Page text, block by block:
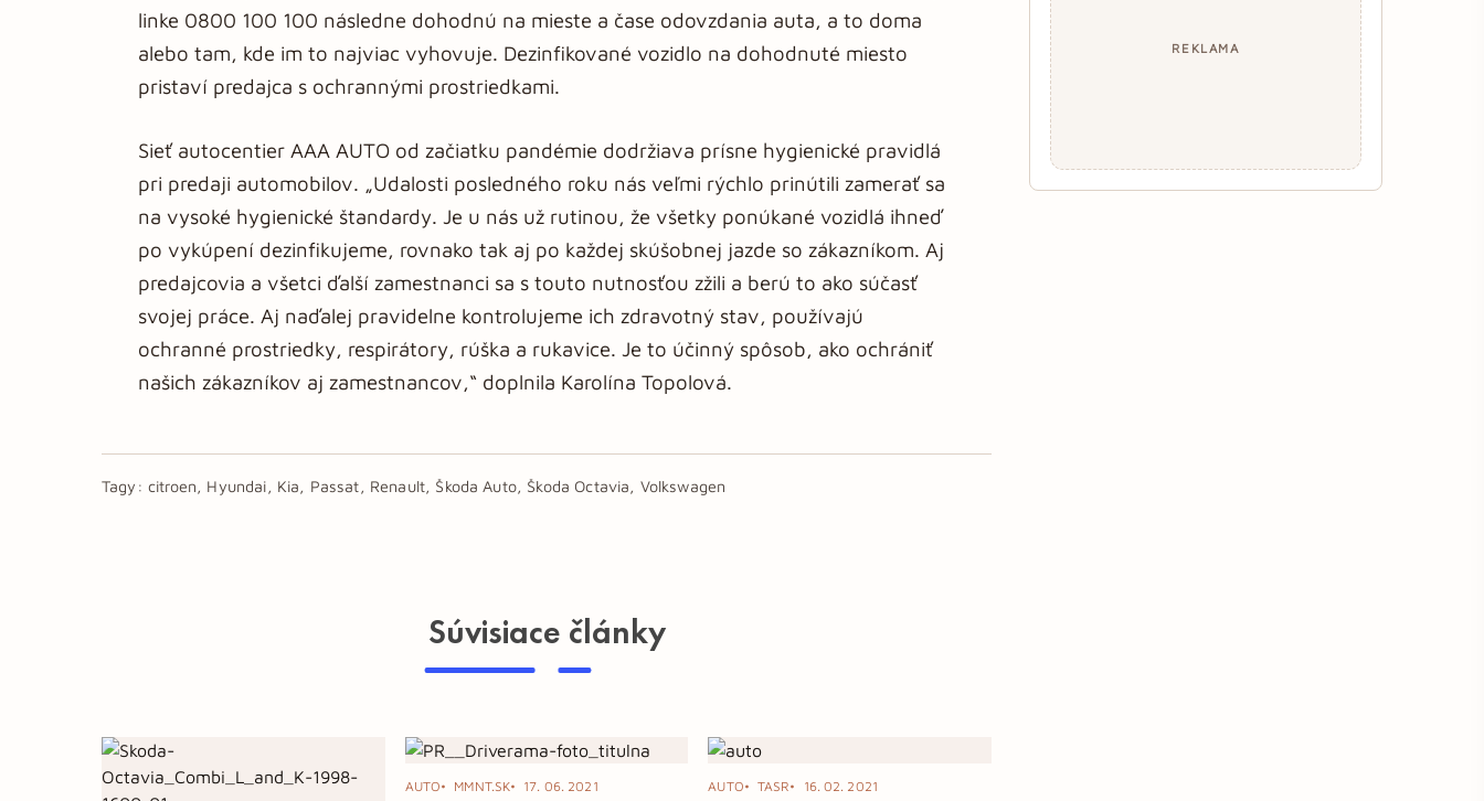
linke 0800 100 100 následne dohodnú na mieste a čase odovzdania auta, a to doma
alebo tam, kde im to najviac vyhovuje. Dezinfikované vozidlo na dohodnuté miesto
pristaví predajca s ochrannými prostriedkami.
Sieť autocentier AAA AUTO od začiatku pandémie dodržiava prísne hygienické pravidlá
pri predaji automobilov. „Udalosti posledného roku nás veľmi rýchlo prinútili zamerať sa
na vysoké hygienické štandardy. Je u nás už rutinou, že všetky ponúkané vozidlá ihneď
po vykúpení dezinfikujeme, rovnako tak aj po každej skúšobnej jazde so zákazníkom. Aj
predajcovia a všetci ďalší zamestnanci sa s touto nutnosťou zžili a berú to ako súčasť
svojej práce. Aj naďalej pravidelne kontrolujeme ich zdravotný stav, používajú
ochranné prostriedky, respirátory, rúška a rukavice. Je to účinný spôsob, ako ochrániť
našich zákazníkov aj zamestnancov,“ doplnila Karolína Topolová.
Tagy: citroen, Hyundai, Kia, Passat, Renault, Škoda Auto, Škoda Octavia, Volkswagen
Súvisiace články
AUTO MMNT.SK 17. 06. 2021 AUTO TASR 16. 02. 2021
REKLAMA